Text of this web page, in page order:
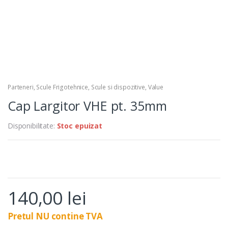
Parteneri, Scule Frigotehnice, Scule si dispozitive, Value
Cap Largitor VHE pt. 35mm
Disponibilitate: Stoc epuizat
140,00 lei
Pretul NU contine TVA